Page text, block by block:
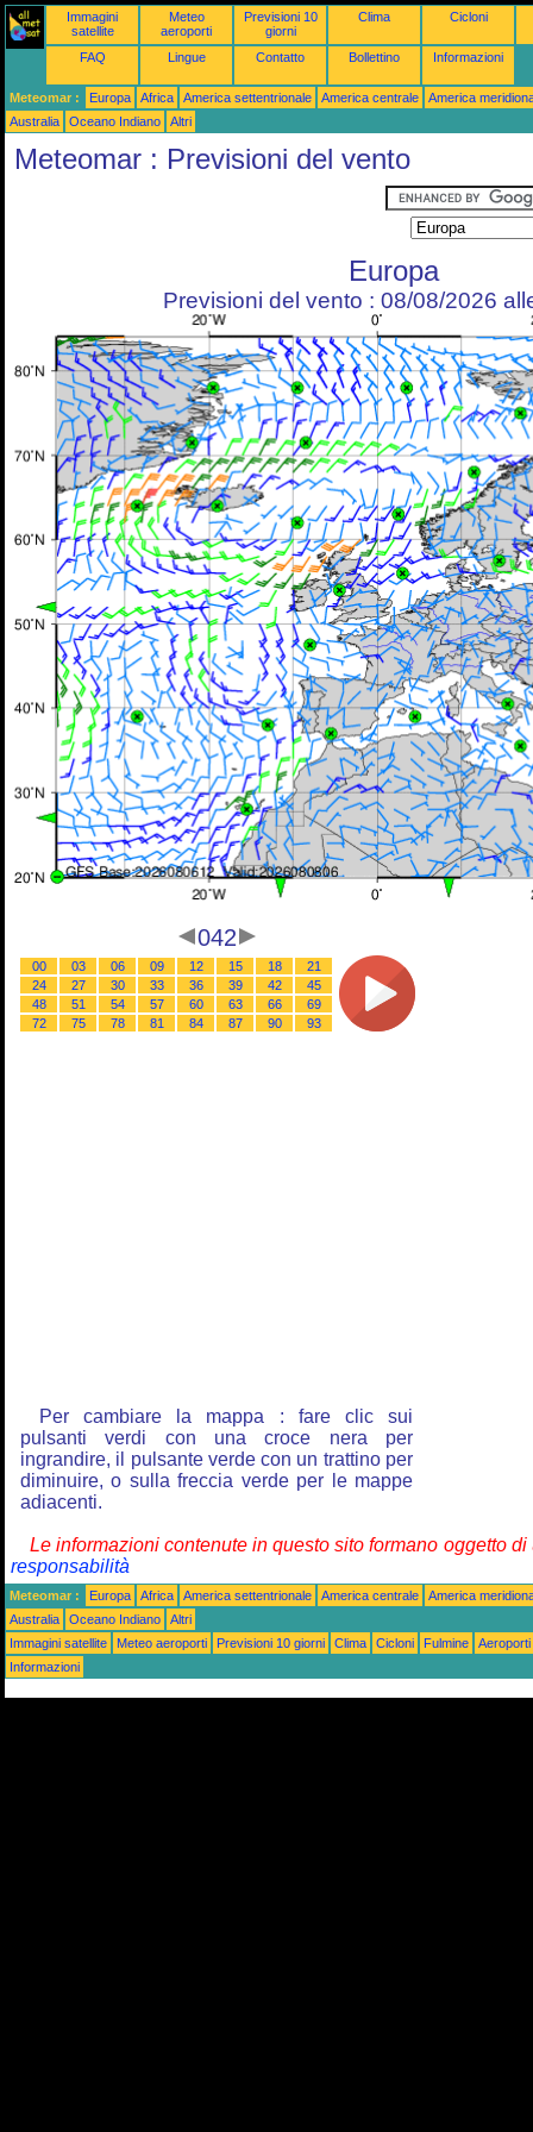
Immagini
satellite
Meteo
aeroporti
Previsioni 10
giorni
Clima Cicloni
FAQ Lingue Contatto Bollettino Informazioni
Meteomar : Europa Africa America settentrionale America centrale
America
Australia
Oceano Indiano Altri
Meteomar : Previsioni del vento
Europa
Previsioni del vento : 08/08/2026
042
00 03 06 09 12 15 18
21
24
27 30 33 36 39 42
45
48
51 54 57 60 63 66
69
72
75 78 81 84 87 90 93
Per cambiare la mappa : fare clic sui
pulsanti verdi con una croce nera per
ingrandire, il pulsante verde con un trattino per
diminuire, o sulla freccia verde per le mappe
adiacenti.
Le informazioni contenute in questo sito formano oggetto
responsabilità
Meteomar : Europa Africa America settentrionale America centrale
America
Australia
Oceano Indiano
Altri
Immagini satellite
Meteo aeroporti Previsioni 10 giorni Clima Cicloni Fulmine
Aeroporti
Informazioni